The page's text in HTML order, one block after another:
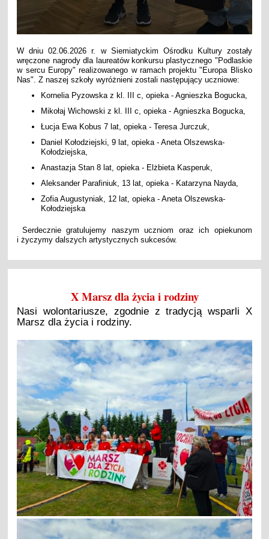
W dniu 02.06.2026 r. w Siemiatyckim Ośrodku Kultury zostały
wręczone nagrody dla laureatów konkursu plastycznego "Podlaskie
w sercu Europy" realizowanego w ramach projektu "Europa Blisko
Nas". Z naszej szkoły wyróżnieni zostali następujący uczniowe:
Kornelia Pyzowska z kl. III c, opieka - Agnieszka Bogucka,
Mikołaj Wichowski z kl. III c, opieka - Agnieszka Bogucka,
Łucja Ewa Kobus 7 lat, opieka - Teresa Jurczuk,
Daniel Kołodziejski, 9 lat, opieka - Aneta Olszewska-
Kołodziejska,
Anastazja Stan 8 lat, opieka - Elżbieta Kasperuk,
Aleksander Parafiniuk, 13 lat, opieka - Katarzyna Nayda,
Zofia Augustyniak, 12 lat, opieka - Aneta Olszewska-
Kołodziejska
Serdecznie gratulujemy naszym uczniom oraz ich opiekunom
i życzymy dalszych artystycznych sukcesów.
X Marsz dla życia i rodziny
Nasi wolontariusze, zgodnie z tradycją wsparli X
Marsz dla życia i rodziny.